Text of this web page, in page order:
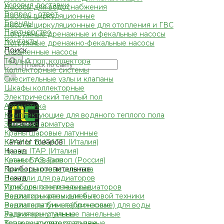
Условия доставки
Вопрос - ответ
Бренды
Партнерство
Контакты
Поиск
Каталог товаров
Назад
Каталог товаров
Приборы отопительные
Назад
Приборы отопительные
Радиаторы алюминиевые
Радиаторы биметаллические
Радиаторы стальные панельные
Насосы для водоснабжения
Насосы циркуляционные
Насосы циркуляционные для отопления и ГВС
Погружные дренажные и фекальные насосы
Погружные дренажно-фекальные насосы
Скваженные насосы
Теплый пол, коллектора
Коллекторные системы
Смесительные узлы и клапаны
Шкафы коллекторные
Электрический теплый пол
Автоматика
Комплектующие для водяного теплого пола
Запорная арматура
Краны шаровые латунные
КРАНЫ BUGATTI (Италия)
Краны ITAP (Италия)
Краны БАЗ, Галлоп (Россия)
Краны шаровые для газа
Вентили для радиаторов
Узлы для панельных радиаторов
Вентили и краны для бытовой техники
Вентиля латунные(бронзовые) для воды
Задвижки чугунные